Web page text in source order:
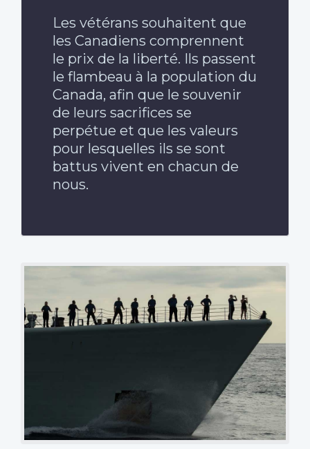
Les vétérans souhaitent que
les Canadiens comprennent
le prix de la liberté. Ils passent
le flambeau à la population du
Canada, afin que le souvenir
de leurs sacrifices se
perpétue et que les valeurs
pour lesquelles ils se sont
battus vivent en chacun de
nous.